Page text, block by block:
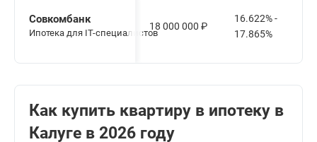
Совкомбанк
Ипотека для IT-специалистов
18 000 000 ₽
16.622% -
17.865%
Как купить квартиру в ипотеку в
Калуге в 2026 году